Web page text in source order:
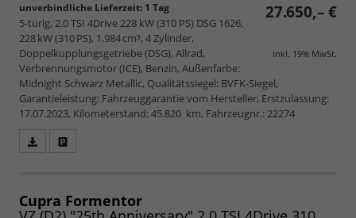
27.650,– €
inkl. 19% MwSt.
unverbindliche Lieferzeit: 1 Tag
5-türig, 2.0 TSI 4Drive 228 kW (310 PS) DSG 1626,
228 kW (310 PS), 1.984 cm³, 4 Zylinder,
Doppelkupplungsgetriebe (DSG), Allrad,
Verbrennungsmotor (ICE), Benzin, Außenfarbe:
Midnight Schwarz Metallic, Qualitätssiegel: BVFK-Siegel,
Garantieleistung: Fahrzeuggarantie vom Hersteller, Erstzulassung:
17.07.2023, Kilometerstand: 45.820 km, Fahrzeugnr.: 22274
speichern/drucken
Cupra Formentor